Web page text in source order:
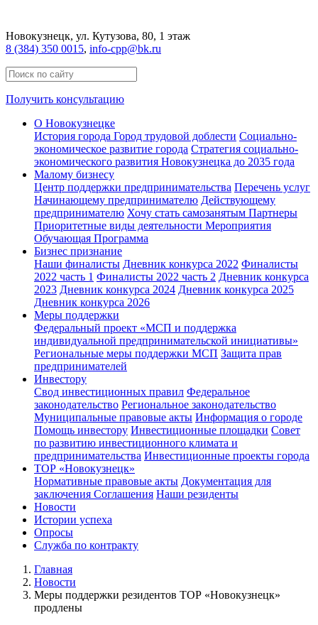
Новокузнецк, ул. Кутузова, 80, 1 этаж
8 (384) 350 0015, info-cpp@bk.ru
Получить консультацию
О Новокузнецке
История города Город трудовой доблести Социально-
экономическое развитие города Стратегия социально-
экономического развития Новокузнецка до 2035 года
Малому бизнесу
Центр поддержки предпринимательства Перечень услуг
Начинающему предпринимателю Действующему
предпринимателю Хочу стать самозанятым Партнеры
Приоритетные виды деятельности Мероприятия
Обучающая Программа
Бизнес признание
Наши финалисты Дневник конкурса 2022 Финалисты
2022 часть 1 Финалисты 2022 часть 2 Дневник конкурса
2023 Дневник конкурса 2024 Дневник конкурса 2025
Дневник конкурса 2026
Меры поддержки
Федеральный проект «МСП и поддержка
индивидуальной предпринимательской инициативы»
Региональные меры поддержки МСП Защита прав
предпринимателей
Инвестору
Свод инвестиционных правил Федеральное
законодательство Региональное законодательство
Муниципальные правовые акты Информация о городе
Помощь инвестору Инвестиционные площадки Совет
по развитию инвестиционного климата и
предпринимательства Инвестиционные проекты города
ТОР «Новокузнецк»
Нормативные правовые акты Документация для
заключения Соглашения Наши резиденты
Новости
Истории успеха
Опросы
Служба по контракту
Главная
Новости
Меры поддержки резидентов ТОР «Новокузнецк»
продлены